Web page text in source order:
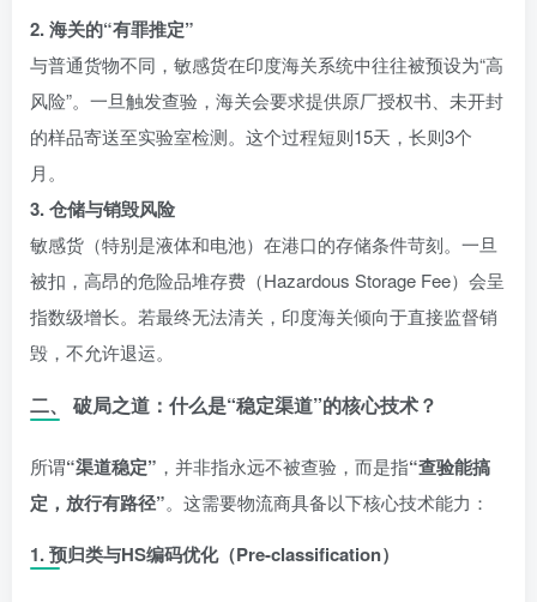
2. 海关的“有罪推定”
与普通货物不同，敏感货在印度海关系统中往往被预设为“高
风险”。一旦触发查验，海关会要求提供原厂授权书、未开封
的样品寄送至实验室检测。这个过程短则15天，长则3个
月。
3. 仓储与销毁风险
敏感货（特别是液体和电池）在港口的存储条件苛刻。一旦
被扣，高昂的危险品堆存费（Hazardous Storage Fee）会呈
指数级增长。若最终无法清关，印度海关倾向于直接监督销
毁，不允许退运。
二、 破局之道：什么是“稳定渠道”的核心技术？
所谓“渠道稳定” ，并非指永远不被查验，而是指“查验能搞
定，放行有路径”。这需要物流商具备以下核心技术能力：
1. 预归类与HS编码优化（Pre-classification）